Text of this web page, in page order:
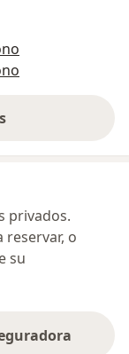
privados.
reservar, o
su